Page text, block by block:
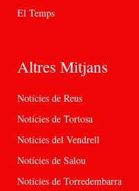
El Temps
Altres Mitjans
Notícies de Reus
Notícies de Tortosa
Notícies del Vendrell
Notícies de Salou
Notícies de Torredembarra